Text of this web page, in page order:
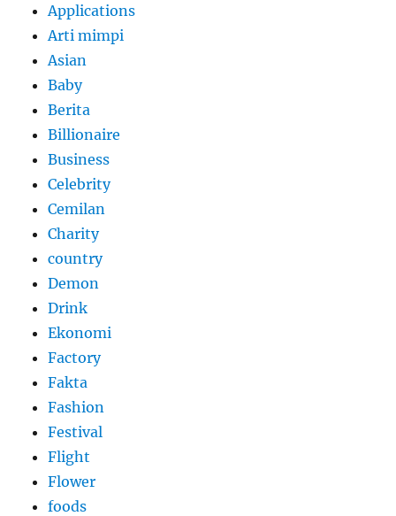
Applications
Arti mimpi
Asian
Baby
Berita
Billionaire
Business
Celebrity
Cemilan
Charity
country
Demon
Drink
Ekonomi
Factory
Fakta
Fashion
Festival
Flight
Flower
foods